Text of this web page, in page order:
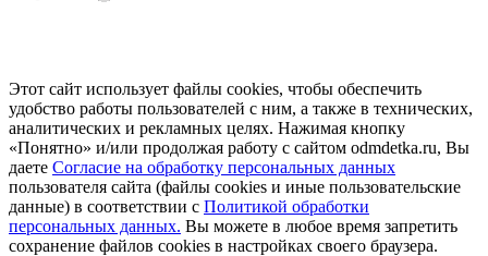
Этот сайт использует файлы cookies, чтобы обеспечить
удобство работы пользователей с ним, а также в технических,
аналитических и рекламных целях. Нажимая кнопку
«Понятно» и/или продолжая работу с сайтом odmdetka.ru, Вы
даете Согласие на обработку персональных данных
пользователя сайта (файлы cookies и иные пользовательские
данные) в соответствии с Политикой обработки
персональных данных. Вы можете в любое время запретить
сохранение файлов cookies в настройках своего браузера.